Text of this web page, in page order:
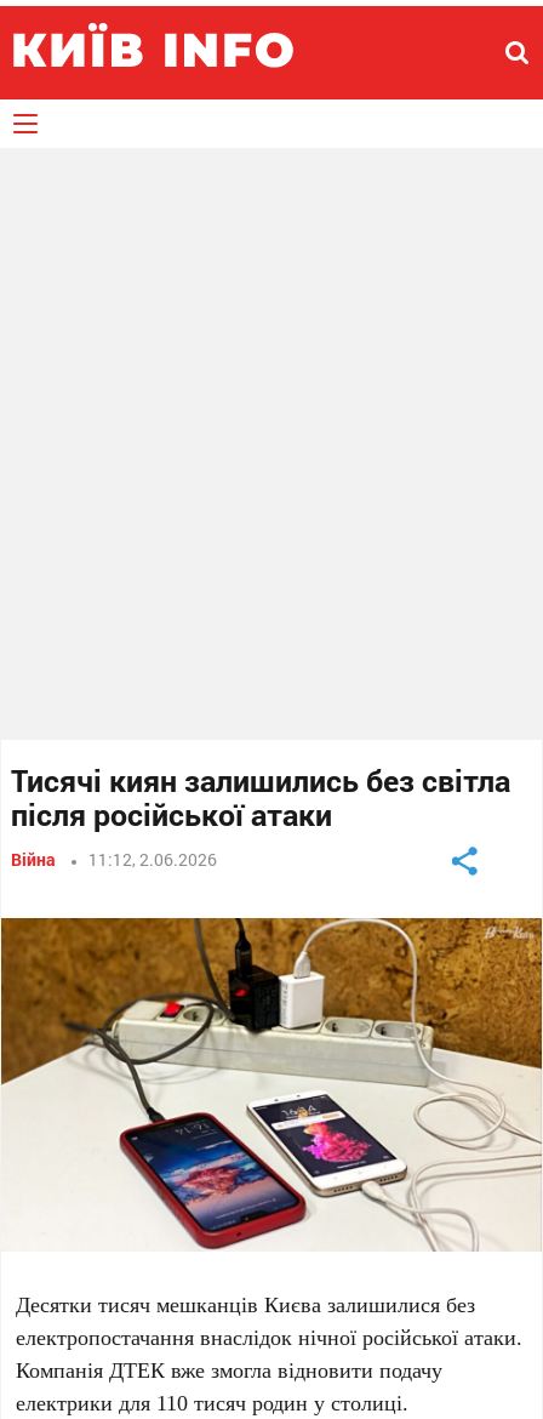
Тисячі киян залишились без світла
після російської атаки
Війна 11:12, 2.06.2026
Десятки тисяч мешканців Києва залишилися без
електропостачання внаслідок нічної російської атаки.
Компанія ДТЕК вже змогла відновити подачу
електрики для 110 тисяч родин у столиці.